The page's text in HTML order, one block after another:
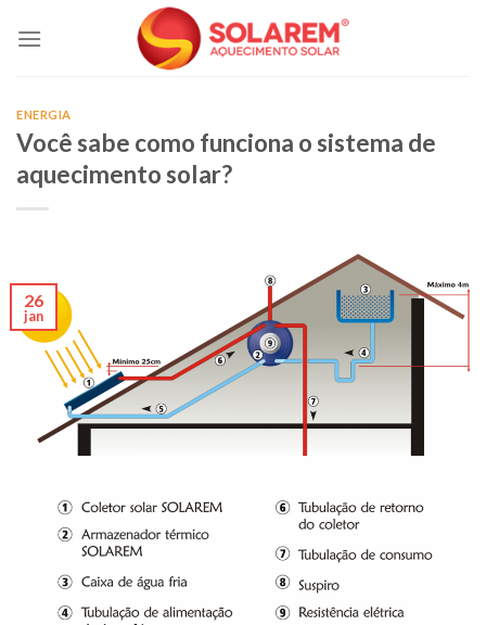
ENERGIA
Você sabe como funciona o sistema de
aquecimento solar?
26
jan